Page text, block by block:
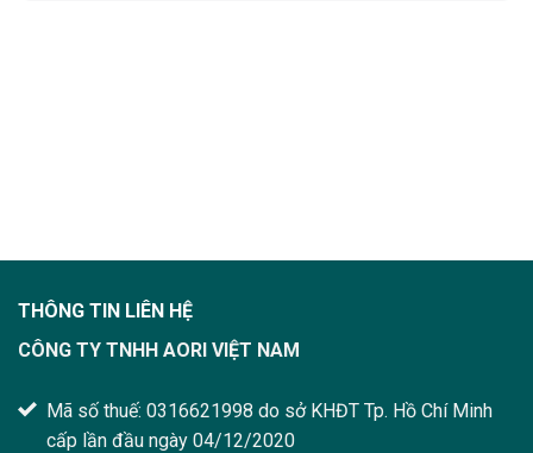
THÔNG TIN LIÊN HỆ
CÔNG TY TNHH AORI VIỆT NAM
Mã số thuế: 0316621998 do sở KHĐT Tp. Hồ Chí Minh
cấp lần đầu ngày 04/12/2020